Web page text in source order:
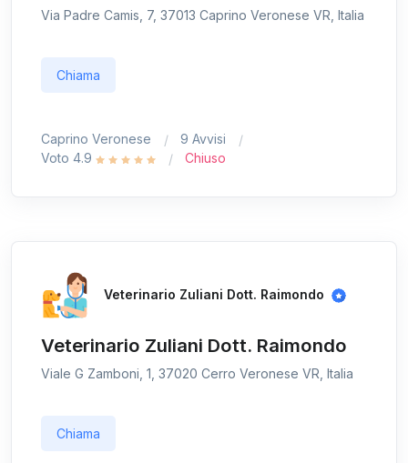
Via Padre Camis, 7, 37013 Caprino Veronese VR, Italia
Chiama
Caprino Veronese
9 Avvisi
Voto 4.9
Chiuso
Veterinario Zuliani Dott. Raimondo
Veterinario Zuliani Dott. Raimondo
Viale G Zamboni, 1, 37020 Cerro Veronese VR, Italia
Chiama